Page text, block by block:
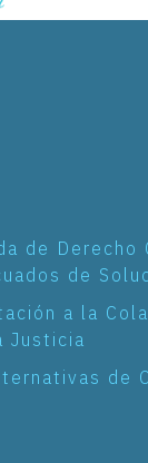
de
de
a la
Justicia
de